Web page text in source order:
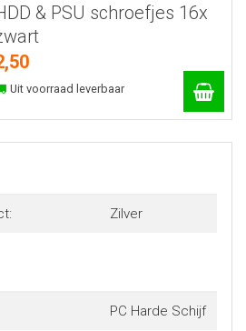
& PSU schroefjes 16x
Uit voorraad leverbaar
Zilver
PC Harde Schijf